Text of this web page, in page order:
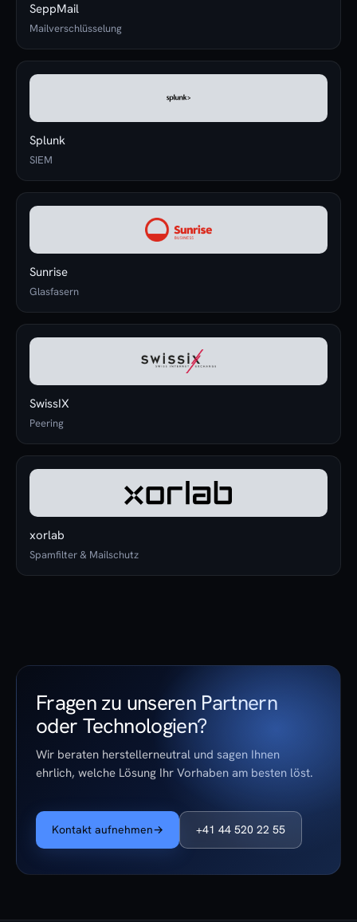
SeppMail
Mailverschlüsselung
Splunk
SIEM
Sunrise
Glasfasern
SwissIX
Peering
xorlab
Spamfilter & Mailschutz
Fragen zu unseren Partnern
oder Technologien?
Wir beraten herstellerneutral und sagen Ihnen
ehrlich, welche Lösung Ihr Vorhaben am besten löst.
Kontakt aufnehmen→ +41 44 520 22 55